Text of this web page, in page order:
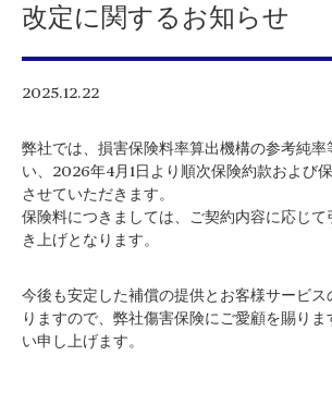
改定に関するお知らせ
2025.12.22
弊社では、損害保険料率算出機構の参考純率
い、2026年4月1日より順次保険約款および
させていただきます。
保険料につきましては、ご契約内容に応じて
き上げとなります。
今後も安定した補償の提供とお客様サービス
りますので、弊社傷害保険にご愛顧を賜り
い申し上げます。